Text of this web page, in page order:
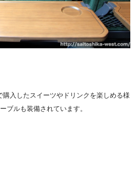
入したスイーツやドリンクを楽しめる様
ブルも装備されています。